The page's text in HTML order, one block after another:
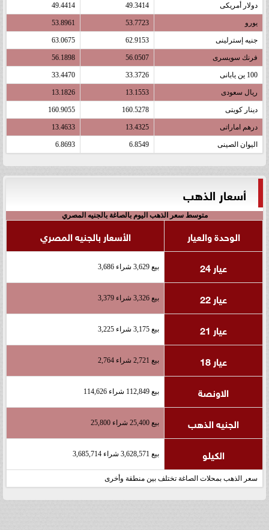
دولار أمريكى 49.3414
49.4414
يورو 53.7723
53.8961
جنيه إسترلينى 62.9153
63.0675
فرنك سويسرى 56.0507
56.1898
100 ين يابانى 33.3726
33.4470
ريال سعودى 13.1553
13.1826
دينار كويتى 160.5278
160.9055
درهم اماراتى 13.4325
13.4633
اليوان الصينى 6.8549
6.8693
أسعار الذهب
متوسط سعر الذهب اليوم بالصاغة بالجنيه المصري
الوحدة والعيار
الأسعار بالجنيه المصري
عيار 24
بيع 3,629 شراء 3,686
عيار 22 بيع 3,326 شراء 3,379
عيار 21 بيع 3,175 شراء 3,225
عيار 18 بيع 2,721 شراء 2,764
الاونصة بيع 112,849 شراء 114,626
الجنيه الذهب بيع 25,400 شراء 25,800
الكيلو بيع 3,628,571 شراء 3,685,714
سعر الذهب بمحلات الصاغة تختلف بين منطقة وأخرى